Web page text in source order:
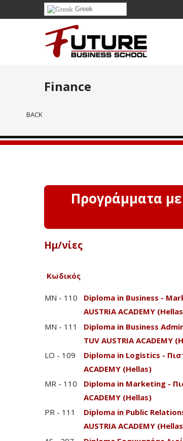
Greek
Finance
BACK
Προγράμματα με
Ημ/νίες
Κωδικός
MN - 110
Diploma in Business -
AUSTRIA ACADEMY
MN - 111
Diploma in Business
TUV AUSTRIA ACADEMY
LO - 109
Diploma in Logistics -
ACADEMY (Hellas)
MR - 110
Diploma in Marketing -
ACADEMY (Hellas)
PR - 111
Diploma in Public
AUSTRIA ACADEMY